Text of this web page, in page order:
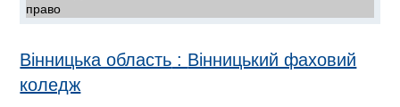
право
Вінницька область : Вінницький фаховий
коледж